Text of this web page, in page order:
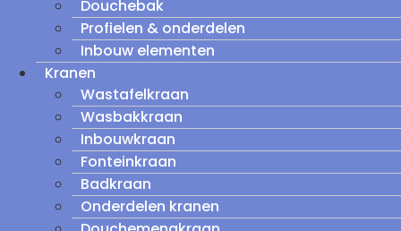
Douchebak
Profielen & onderdelen
Inbouw elementen
Kranen
Wastafelkraan
Wasbakkraan
Inbouwkraan
Fonteinkraan
Badkraan
Onderdelen kranen